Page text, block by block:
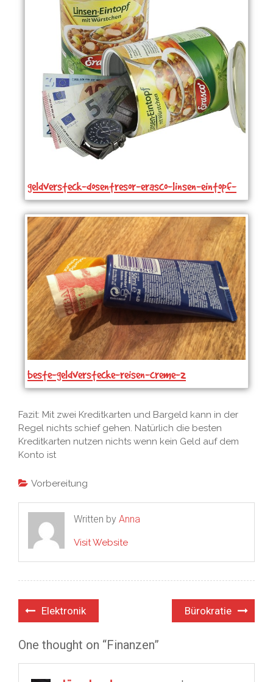
geldversteck-dosentresor-erasco-linsen-eintopf-
1723817_1723817-sp24_1_720x600
beste-geldverstecke-reisen-creme-2
Fazit: Mit zwei Kreditkarten und Bargeld kann in der
Regel nichts schief gehen. Natürlich die besten
Kreditkarten nutzen nichts wenn kein Geld auf dem
Konto ist
Vorbereitung
Written by Anna
Visit Website
Beitrags-
Navigation
Elektronik Bürokratie
One thought on “Finanzen”